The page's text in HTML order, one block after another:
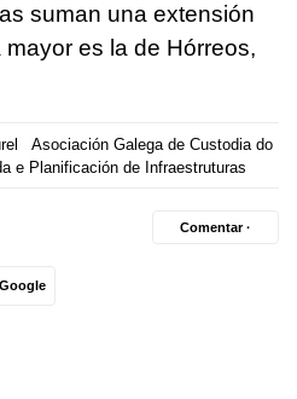
suman una extensión
es la de Hórreos,
Asociación Galega de Custodia do
e Planificación de Infraestruturas
Comentar ·